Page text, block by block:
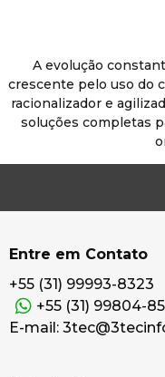
A evolução
crescente pelo uso do
racionalizador e
soluções completas
Entre em Contato
+55 (31) 99993-8323
+55 (31) 99804-
E-mail: